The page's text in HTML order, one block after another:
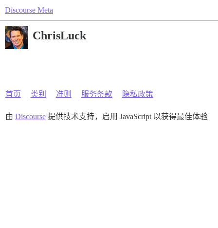
Discourse Meta
ChrisLuck
首页 类别 准则 服务条款 隐私政策
由 Discourse提供技术支持，启用 JavaScript 以获得最佳体验